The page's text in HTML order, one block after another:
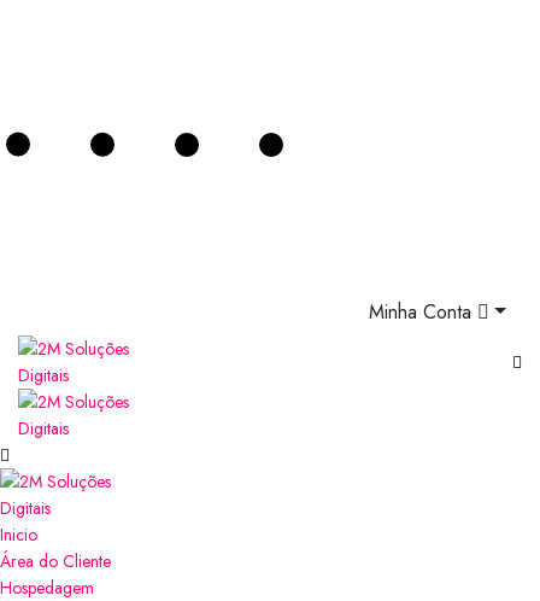
Minha Conta
Inicio
Área do Cliente
Hospedagem